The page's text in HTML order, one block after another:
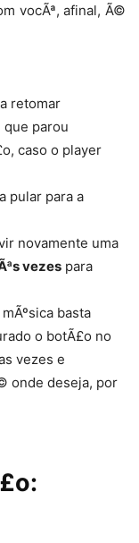
vocÃª, afinal, Ã©
retomar
que parou
caso o player
pular para a
novamente uma
vezes para
basta
o botÃ£o no
vezes e
onde deseja, por